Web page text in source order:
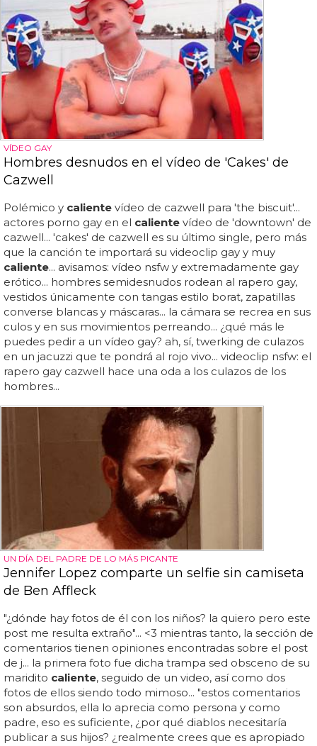
VÍDEO GAY
Hombres desnudos en el vídeo de 'Cakes' de
Cazwell
Polémico y caliente vídeo de cazwell para 'the biscuit'...
actores porno gay en el caliente vídeo de 'downtown' de
cazwell... 'cakes' de cazwell es su último single, pero más
que la canción te importará su videoclip gay y muy
caliente... avisamos: vídeo nsfw y extremadamente gay
erótico... hombres semidesnudos rodean al rapero gay,
vestidos únicamente con tangas estilo borat, zapatillas
converse blancas y máscaras... la cámara se recrea en sus
culos y en sus movimientos perreando... ¿qué más le
puedes pedir a un vídeo gay? ah, sí, twerking de culazos
en un jacuzzi que te pondrá al rojo vivo... videoclip nsfw: el
rapero gay cazwell hace una oda a los culazos de los
hombres...
UN DÍA DEL PADRE DE LO MÁS PICANTE
Jennifer Lopez comparte un selfie sin camiseta
de Ben Affleck
"¿dónde hay fotos de él con los niños? la quiero pero este
post me resulta extraño"... <3 mientras tanto, la sección de
comentarios tienen opiniones encontradas sobre el post
de j... la primera foto fue dicha trampa sed obsceno de su
maridito caliente, seguido de un video, así como dos
fotos de ellos siendo todo mimoso... "estos comentarios
son absurdos, ella lo aprecia como persona y como
padre, eso es suficiente, ¿por qué diablos necesitaría
publicar a sus hijos? ¿realmente crees que es apropiado